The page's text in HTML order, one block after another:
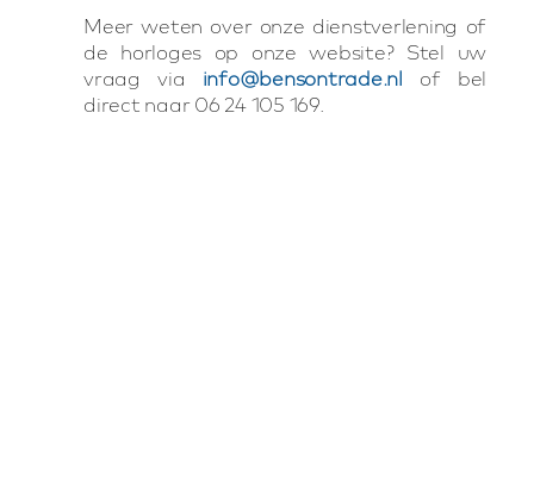
Meer weten over onze dienstverlening of
de horloges op onze website? Stel uw
vraag via info@bensontrade.nl of bel
direct naar 06 24 105 169.